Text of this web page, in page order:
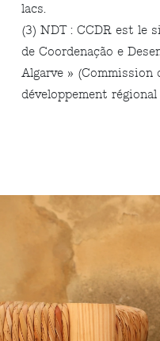
lacs.
(3) NDT : CCDR est le
de Coordenação e
Algarve »
développement régional